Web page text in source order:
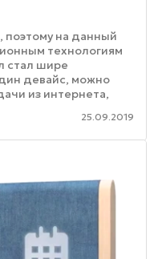
поэтому на данный
технологиям
стал шире
девайс, можно
из интернета,
и ...
25.09.2019